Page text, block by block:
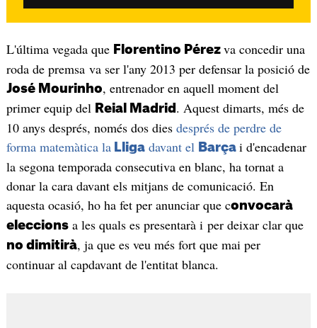
L'última vegada que Florentino Pérez va concedir una
roda de premsa va ser l'any 2013 per defensar la posició de
José Mourinho, entrenador en aquell moment del
primer equip del Reial Madrid . Aquest dimarts, més de
10 anys després, només dos diesdesprés de perdre de
forma matemàtica laLligadavant el Barça i d'encadenar
la segona temporada consecutiva en blanc, ha tornat a
donar la cara davant els mitjans de comunicació. En
aquesta ocasió, ho ha fet per anunciar que convocarà
eleccionsa les quals es presentarà i per deixar clar que
no dimitirà, ja que es veu més fort que mai per
continuar al capdavant de l'entitat blanca.